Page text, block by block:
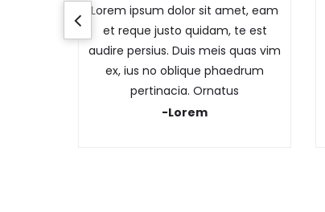
Lorem ipsum dolor sit amet, eam
et reque justo quidam, te est
audire persius. Duis meis quas vim
ex, ius no oblique phaedrum
pertinacia. Ornatus
-Lorem